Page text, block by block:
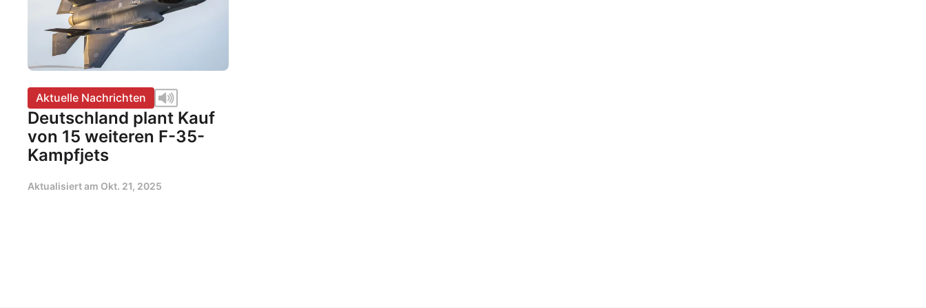
Aktuelle Nachrichten
Deutschland plant Kauf
von 15 weiteren F-35-
Kampfjets
Aktualisiert am Okt. 21, 2025